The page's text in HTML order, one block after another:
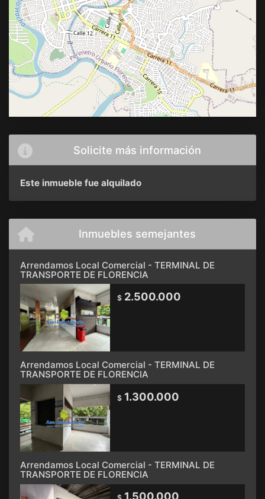
Solicite más información
Este inmueble fue alquilado
Inmuebles semejantes
Arrendamos Local Comercial - TERMINAL DE
TRANSPORTE DE FLORENCIA
$ 2.500.000
Arrendamos Local Comercial - TERMINAL DE
TRANSPORTE DE FLORENCIA
$ 1.300.000
Arrendamos Local Comercial - TERMINAL DE
TRANSPORTE DE FLORENCIA
1.500.000